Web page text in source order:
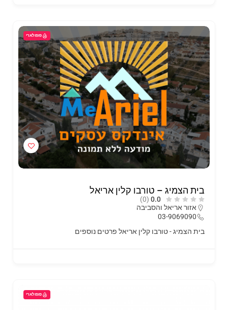
פופולארי
בית הצמיג – טורבו קלין אריאל
0.0
(0)
אזור אריאל והסביבה
03-9069090
בית הצמיג - טורבו קלין אריאל פרטים נוספים
פופולארי